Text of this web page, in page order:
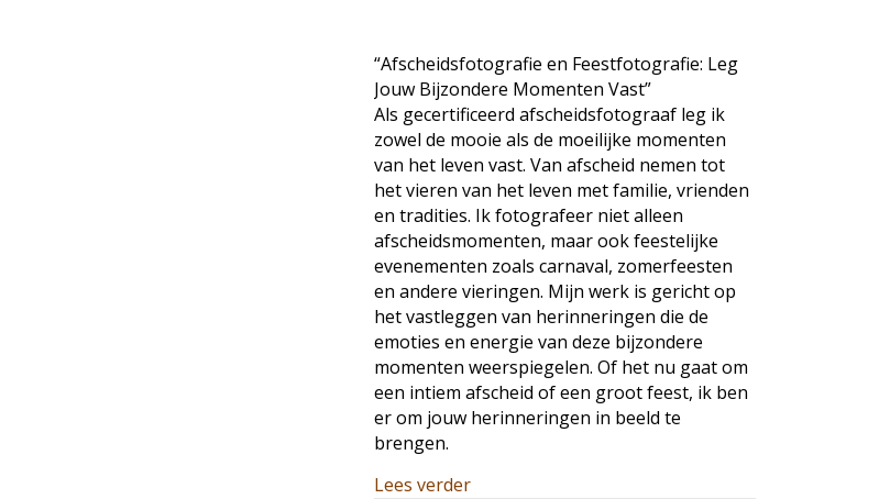
het
vast:
Afscheid,
feest
en
alles
ertussen
“Afscheidsfotografie en Feestfotografie: Leg
Jouw Bijzondere Momenten Vast”
Als gecertificeerd afscheidsfotograaf leg ik
zowel de mooie als de moeilijke momenten
van het leven vast. Van afscheid nemen tot
het vieren van het leven met familie, vrienden
en tradities. Ik fotografeer niet alleen
afscheidsmomenten, maar ook feestelijke
evenementen zoals carnaval, zomerfeesten
en andere vieringen. Mijn werk is gericht op
het vastleggen van herinneringen die de
emoties en energie van deze bijzondere
momenten weerspiegelen. Of het nu gaat om
een intiem afscheid of een groot feest, ik ben
er om jouw herinneringen in beeld te
brengen.
Lees verderabout Vier het leven, Leg het leven vast: Afscheid,